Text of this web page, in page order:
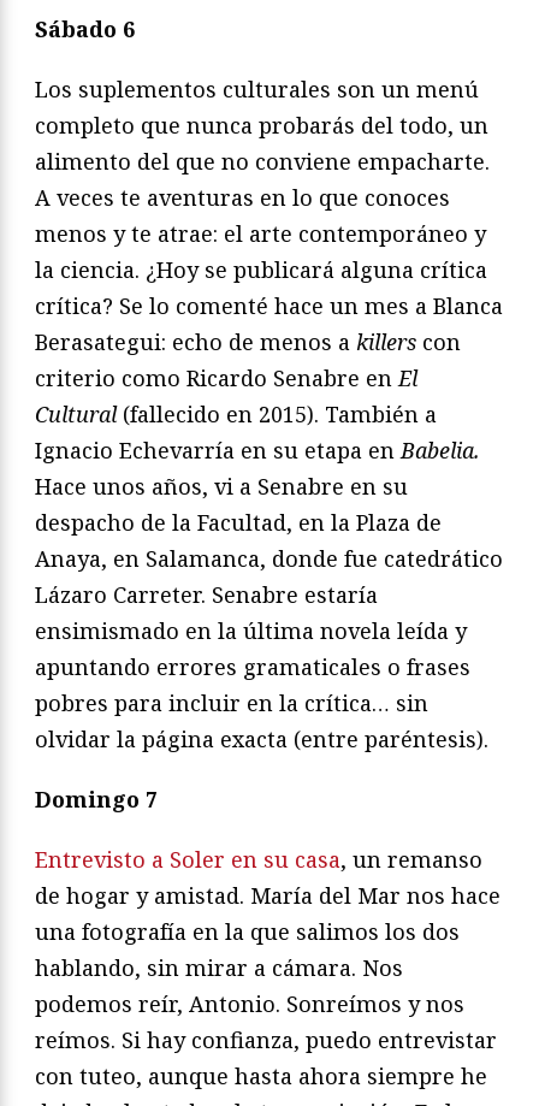
Sábado 6
Los suplementos culturales son un menú
completo que nunca probarás del todo, un
alimento del que no conviene empacharte.
A veces te aventuras en lo que conoces
menos y te atrae: el arte contemporáneo y
la ciencia. ¿Hoy se publicará alguna crítica
crítica? Se lo comenté hace un mes a Blanca
Berasategui: echo de menos a killers con
criterio como Ricardo Senabre en El
Cultural(fallecido en 2015). También a
Ignacio Echevarría en su etapa en Babelia.
Hace unos años, vi a Senabre en su
despacho de la Facultad, en la Plaza de
Anaya, en Salamanca, donde fue catedrático
Lázaro Carreter. Senabre estaría
ensimismado en la última novela leída y
apuntando errores gramaticales o frases
pobres para incluir en la crítica… sin
olvidar la página exacta (entre paréntesis).
Domingo 7
Entrevisto a Soler en su casa, un remanso
de hogar y amistad. María del Mar nos hace
una fotografía en la que salimos los dos
hablando, sin mirar a cámara. Nos
podemos reír, Antonio. Sonreímos y nos
reímos. Si hay confianza, puedo entrevistar
con tuteo, aunque hasta ahora siempre he